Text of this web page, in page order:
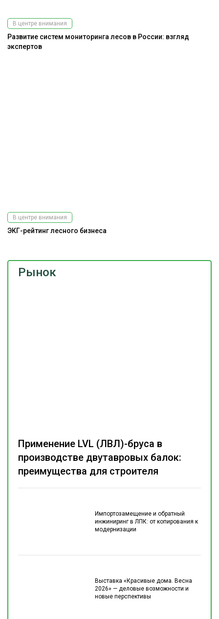
Рынок
Импортозамещение и обратный
инжиниринг в ЛПК: от копирования к
модернизации
Выставка «Красивые дома. Весна
2026» — деловые возможности и
новые перспективы
Применение LVL (ЛВЛ)-бруса в
производстве двутавровых балок:
преимущества для строителя
В центре внимания
Развитие систем мониторинга лесов в России: взгляд
экспертов
В центре внимания
ЭКГ-рейтинг лесного бизнеса